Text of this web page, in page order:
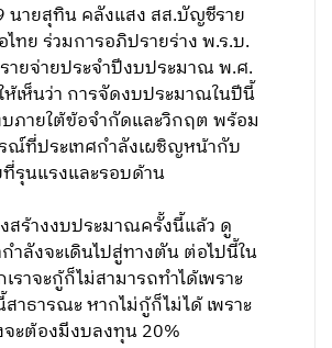
นายสุทิน คลังแสง สส.บัญชีราย
ทย ร่วมการอภิปรายร่าง พ.ร.บ.
ายจ่ายประจำปีงบประมาณ พ.ศ.
ห้เห็นว่า การจัดงบประมาณในปีนี้
ภายใต้ข้อจำกัดและวิกฤต พร้อม
ณ์ที่ประเทศกำลังเผชิญหน้ากับ
รุนแรงและรอบด้าน
สร้างงบประมาณครั้งนี้แล้ว ดู
กำลังจะเดินไปสู่ทางตัน ต่อไปนี้ใน
ราจะกู้ก็ไม่สามารถทำได้เพราะ
าธารณะ หากไม่กู้ก็ไม่ได้ เพราะ
ะต้องมีงบลงทุน 20%